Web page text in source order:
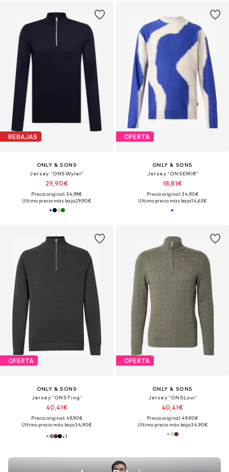
REBAJAS
ONLY & SONS
Jersey 'ONSWyler'
29,90€
Precio original: 34,99€
Último precio más bajo:29,90€
OFERTA
ONLY & SONS
Jersey 'ONSEMIR'
18,81€
Precio original: 34,90€
Último precio más bajo:14,63€
OFERTA
ONLY & SONS
Jersey 'ONSTing'
40,41€
Precio original: 49,90€
Último precio más bajo:34,90€
+1
OFERTA
ONLY & SONS
Jersey 'ONSLoui'
40,41€
Precio original: 49,90€
Último precio más bajo:34,90€